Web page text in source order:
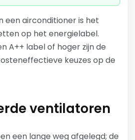
een airconditioner is het
op het energielabel.
A++ label of hoger zijn de
keuzes op de
ventilatoren
een lange weg afgelegd; de